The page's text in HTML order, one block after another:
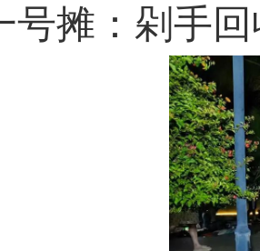
号摊：剁手